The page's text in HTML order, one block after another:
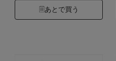
あとで買う